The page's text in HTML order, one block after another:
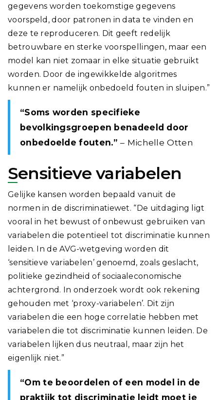
gegevens worden toekomstige gegevens
voorspeld, door patronen in data te vinden en
deze te reproduceren. Dit geeft redelijk
betrouwbare en sterke voorspellingen, maar een
model kan niet zomaar in elke situatie gebruikt
worden. Door de ingewikkelde algoritmes
kunnen er namelijk onbedoeld fouten in sluipen.”
“Soms worden specifieke
bevolkingsgroepen benadeeld door
onbedoelde fouten.”– Michelle Otten
Sensitieve variabelen
Gelijke kansen worden bepaald vanuit de
normen in de discriminatiewet. “De uitdaging ligt
vooral in het bewust of onbewust gebruiken van
variabelen die potentieel tot discriminatie kunnen
leiden. In de AVG-wetgeving worden dit
‘sensitieve variabelen’ genoemd, zoals geslacht,
politieke gezindheid of sociaaleconomische
achtergrond. In onderzoek wordt ook rekening
gehouden met ‘proxy-variabelen’. Dit zijn
variabelen die een hoge correlatie hebben met
variabelen die tot discriminatie kunnen leiden. De
variabelen lijken dus neutraal, maar zijn het
eigenlijk niet.”
“Om te beoordelen of een model in de
praktijk tot discriminatie leidt moet je